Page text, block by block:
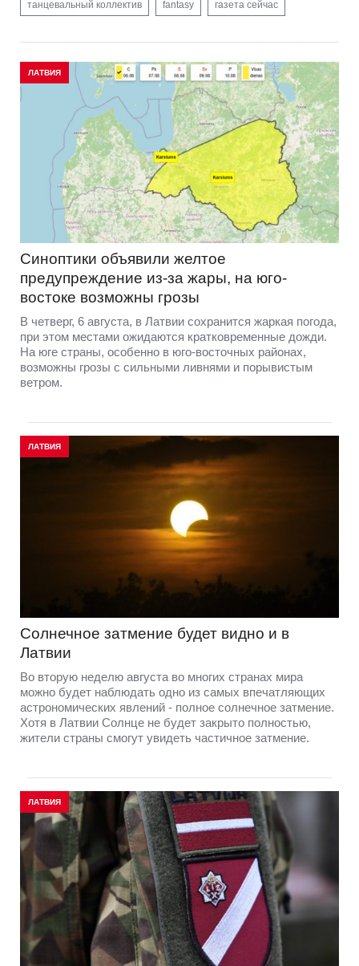
танцевальный коллектив fantasy газета сейчас
ЛАТВИЯ
Синоптики объявили желтое
предупреждение из-за жары, на юго-
востоке возможны грозы
В четверг, 6 августа, в Латвии сохранится жаркая погода,
при этом местами ожидаются кратковременные дожди.
На юге страны, особенно в юго-восточных районах,
возможны грозы с сильными ливнями и порывистым
ветром.
ЛАТВИЯ
Солнечное затмение будет видно и в
Латвии
Во вторую неделю августа во многих странах мира
можно будет наблюдать одно из самых впечатляющих
астрономических явлений - полное солнечное затмение.
Хотя в Латвии Солнце не будет закрыто полностью,
жители страны смогут увидеть частичное затмение.
ЛАТВИЯ